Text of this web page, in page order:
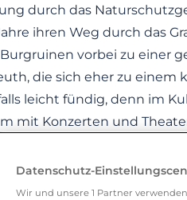
durch das
ihren Weg durch das
vorbei zu einer
die sich eher zu
leicht fündig, denn im
mit Konzerten und
Blockbuster zeigt.
bieten jedes Jahr
strömen.
Datenschutz-
Wir und unsere 1 Partner